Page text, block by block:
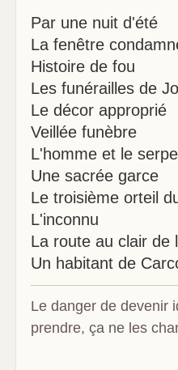
Par une nuit d'été
La fenêtre
Histoire de fou
Les funérailles de
Le décor approprié
Veillée funèbre
L'homme et le
Une sacrée garce
Le troisième orteil
L'inconnu
La route au clair de
Un habitant de
Le danger de devenir
prendre, ça ne les